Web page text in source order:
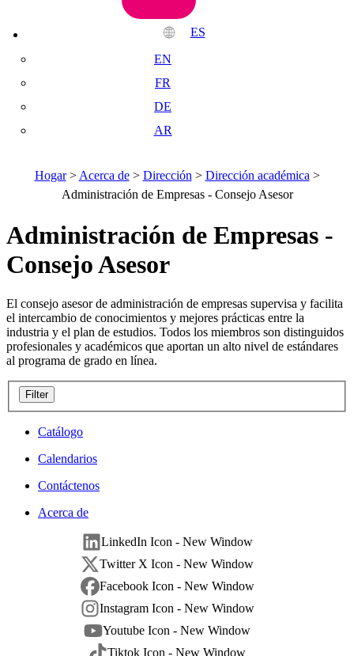
ES
EN
FR
DE
AR
Hogar> Acerca de> Dirección > Dirección académica >
Administración de Empresas - Consejo Asesor
Administración de Empresas -
Consejo Asesor
El consejo asesor de administración de empresas supervisa y facilita
el intercambio de conocimientos y mejores prácticas entre la
industria y el plan de estudios. Todos los miembros son distinguidos
profesionales y académicos que aportan un alto nivel de estándares
al programa de grado en línea.
Filter
Catálogo
Calendarios
Contáctenos
Acerca de
LinkedIn Icon - New Window
Twitter X Icon - New Window
Facebook Icon - New Window
Instagram Icon - New Window
Youtube Icon - New Window
Tiktok Icon - New Window